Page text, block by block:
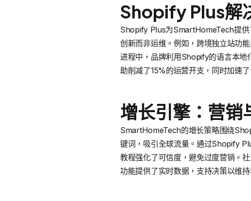
Shopify Plus解
Shopify Plus为SmartHomeTech提供
创新而非运维。例如，跨境独立站功
进程中，品牌利用Shopify的语言本地
助削减了15%的运营开支，同时加速了
增长引擎：营销
SmartHomeTech的增长策略围绕
键词，吸引全球流量。通过Shopify
教程强化了可信度，避免过度营销。
功能提供了实时数据，支持决策以维持